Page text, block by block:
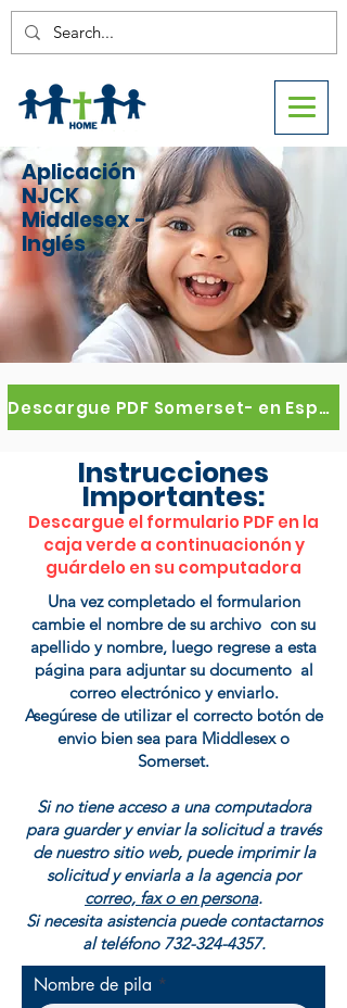
Aplicación
NJCK
Middlesex -
Inglés
Descargue PDF Somerset- en Español
Instrucciones
Importantes:
Descargue el formulario PDF en la
caja verde a continuacionón y
guárdelo en su computadora
Una vez completado el formularion
cambie el nombre de su archivo con su
apellido y nombre, luego regrese a esta
página para adjuntar su documento al
correo electrónico y enviarlo.
Asegúrese de utilizar el correcto botón de
envio bien sea para Middlesex o
Somerset.
Si no tiene acceso a una computadora
para guarder y enviar la solicitud a través
de nuestro sitio web, puede imprimir la
solicitud y enviarla a la agencia por
correo, fax o en persona.
Si necesita asistencia puede contactarnos
al teléfono 732-324-4357.
Nombre de pila